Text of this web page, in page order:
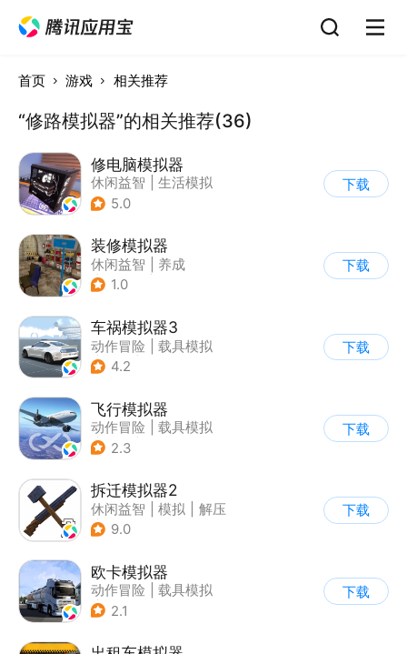
首页 游戏 相关推荐
“修路模拟器”的相关推荐(36)
修电脑模拟器
休闲益智
生活模拟
5.0
下载
装修模拟器
休闲益智
养成
| 女性向
1.0
下载
车祸模拟器3
动作冒险
载具模拟
| 汽车
4.2
下载
飞行模拟器
动作冒险
载具模拟
| 飞机
2.3
下载
拆迁模拟器2
休闲益智 模拟
解压
| 卡通
9.0
下载
欧卡模拟器
动作冒险
载具模拟
| 写实
2.1
下载